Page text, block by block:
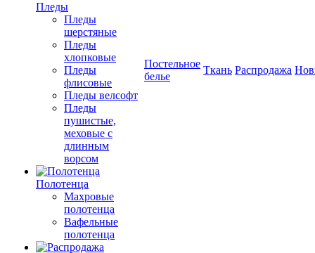
Пледы
Пледы
шерстяные
Пледы
хлопковые
Пледы
флисовые
Пледы велсофт
Пледы
пушистые,
меховые с
длинным
ворсом
Полотенца
Махровые
полотенца
Вафельные
полотенца
Постельное
белье
Ткань Распродажа